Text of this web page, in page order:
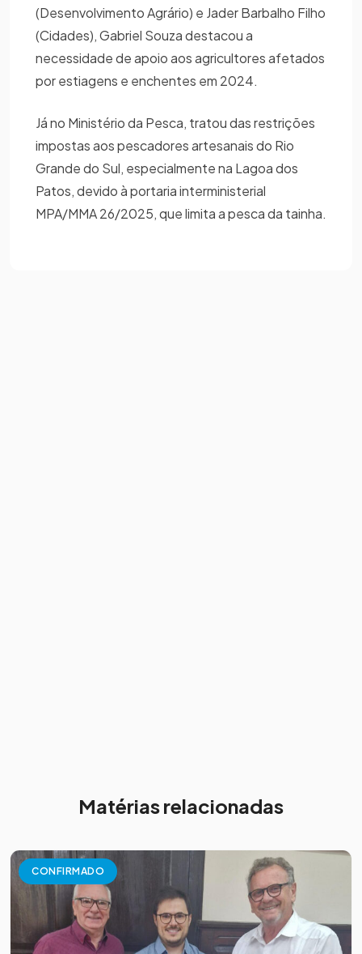
(Desenvolvimento Agrário) e Jader Barbalho Filho
(Cidades), Gabriel Souza destacou a
necessidade de apoio aos agricultores afetados
por estiagens e enchentes em 2024.
Já no Ministério da Pesca, tratou das restrições
impostas aos pescadores artesanais do Rio
Grande do Sul, especialmente na Lagoa dos
Patos, devido à portaria interministerial
MPA/MMA 26/2025, que limita a pesca da tainha.
Matérias relacionadas
CONFIRMADO